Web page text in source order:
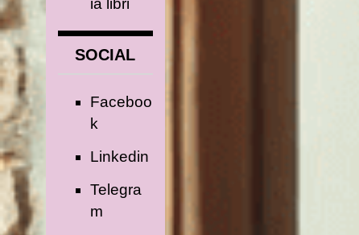
ia libri
SOCIAL
Faceboo
k
Linkedin
Telegra
m